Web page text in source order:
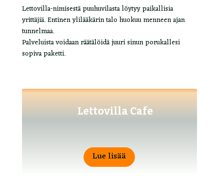
Lettovilla-nimisestä puuhuvilasta löytyy paikallisia
yrittäjiä. Entinen ylilääkärin talo huokuu menneen ajan
tunnelmaa.
Palveluista voidaan räätälöidä juuri sinun porukallesi
sopiva paketti.
Lettovilla Cafe
Lue lisää